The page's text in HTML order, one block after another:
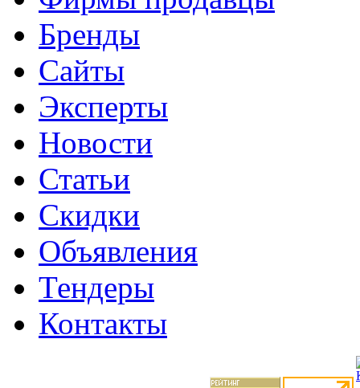
Бренды
Сайты
Эксперты
Новости
Статьи
Скидки
Объявления
Тендеры
Контакты